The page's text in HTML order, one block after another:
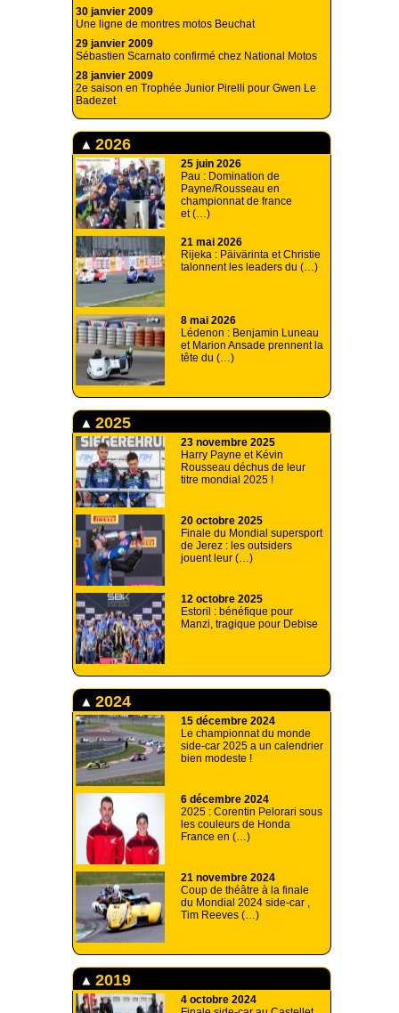
30 janvier 2009
Une ligne de montres motos Beuchat
29 janvier 2009
Sébastien Scarnato confirmé chez National Motos
28 janvier 2009
2e saison en Trophée Junior Pirelli pour Gwen Le
Badezet
2026
25 juin 2026
Pau : Domination de
Payne/Rousseau en
championnat de france
et (…)
21 mai 2026
Rijeka : Päivärinta et Christie
talonnent les leaders du (…)
8 mai 2026
Lédenon : Benjamin Luneau
et Marion Ansade prennent la
tête du (…)
2025
23 novembre 2025
Harry Payne et Kévin
Rousseau déchus de leur
titre mondial 2025 !
20 octobre 2025
Finale du Mondial supersport
de Jerez : les outsiders
jouent leur (…)
12 octobre 2025
Estoril : bénéfique pour
Manzi, tragique pour Debise
2024
15 décembre 2024
Le championnat du monde
side-car 2025 a un calendrier
bien modeste !
6 décembre 2024
2025 : Corentin Pelorari sous
les couleurs de Honda
France en (…)
21 novembre 2024
Coup de théâtre à la finale
du Mondial 2024 side-car ,
Tim Reeves (…)
2019
4 octobre 2024